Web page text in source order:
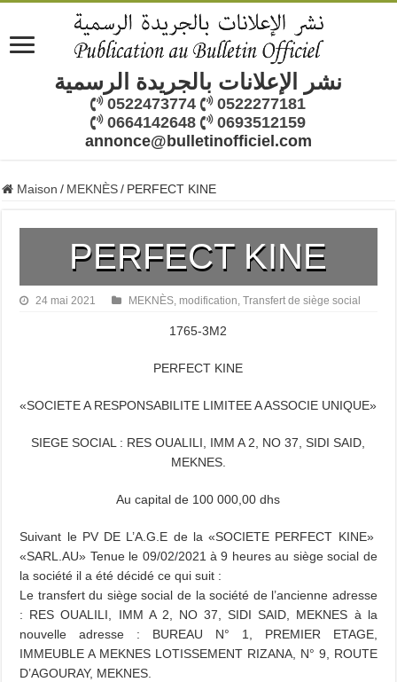
نشر الإعلانات بالجريدة الرسمية
0522473774
0522277181
0664142648
0693512159
annonce@bulletinofficiel.com
Maison / MEKNÈS / PERFECT KINE
PERFECT KINE
24 mai 2021 MEKNÈS, modification,Transfert de siège social
1765-3M2
PERFECT KINE
«SOCIETE A RESPONSABILITE LIMITEE A ASSOCIE UNIQUE»
SIEGE SOCIAL : RES OUALILI, IMM A 2, NO 37, SIDI SAID,
MEKNES.
Au capital de 100 000,00 dhs
Suivant le PV DE L’A.G.E de la «SOCIETE PERFECT KINE»
«SARL.AU» Tenue le 09/02/2021 à 9 heures au siège social de
la société il a été décidé ce qui suit :
Le transfert du siège social de la société de l’ancienne adresse
: RES OUALILI, IMM A 2, NO 37, SIDI SAID, MEKNES à la
nouvelle adresse : BUREAU N° 1, PREMIER ETAGE,
IMMEUBLE A MEKNES LOTISSEMENT RIZANA, N° 9, ROUTE
D’AGOURAY, MEKNES.